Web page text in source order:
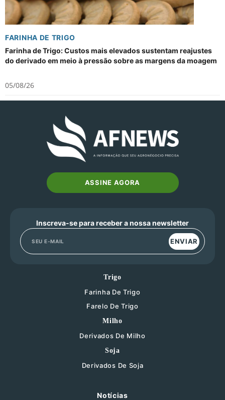
FARINHA DE TRIGO
Farinha de Trigo: Custos mais elevados sustentam reajustes
do derivado em meio à pressão sobre as margens da moagem
05/08/26
ASSINE AGORA
Inscreva-se para receber a nossa newsletter
ENVIAR
Trigo
Farinha De Trigo
Farelo De Trigo
Milho
Derivados De Milho
Soja
Derivados De Soja
Notícias